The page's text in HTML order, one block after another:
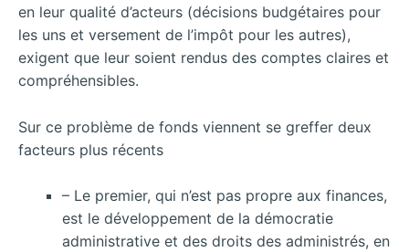
en leur qualité d’acteurs (décisions budgétaires pour
les uns et versement de l’impôt pour les autres),
exigent que leur soient rendus des comptes claires et
compréhensibles.
Sur ce problème de fonds viennent se greffer deux
facteurs plus récents
– Le premier, qui n’est pas propre aux finances,
est le développement de la démocratie
administrative et des droits des administrés, en